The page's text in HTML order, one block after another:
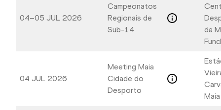
04–05 JUL 2026
Campeonatos
Regionais de
Sub-14
da
04 JUL 2026
Meeting Maia
Cidade do
Desporto